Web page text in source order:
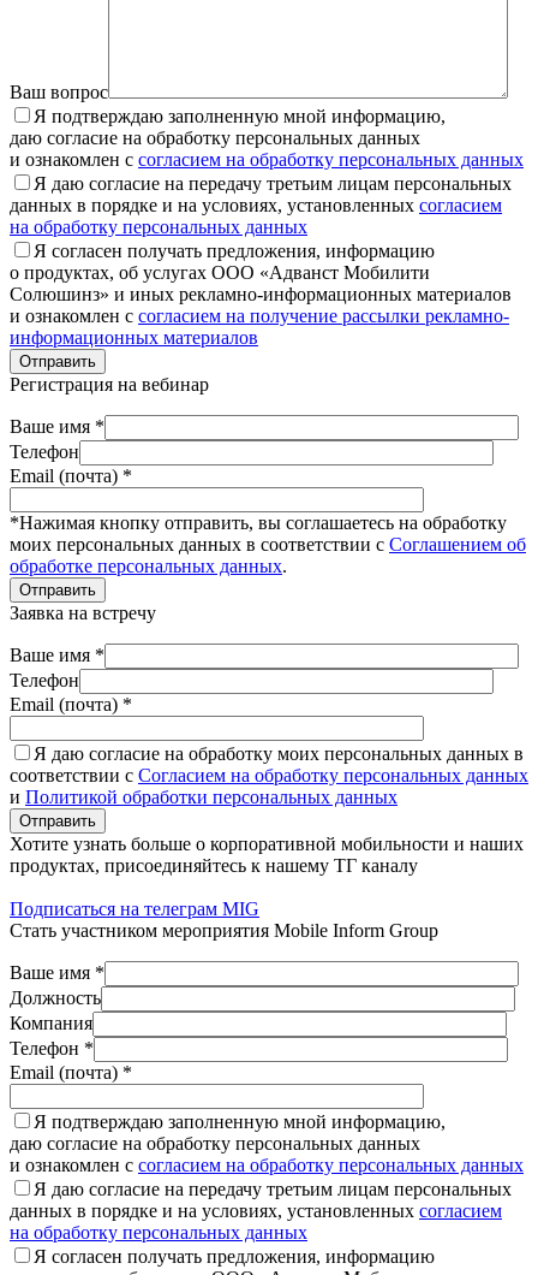
Ваш вопрос
Я подтверждаю заполненную мной информацию,
даю согласие на обработку персональных данных
и ознакомлен с согласием на обработку персональных данных
Я даю согласие на передачу третьим лицам персональных
данных в порядке и на условиях, установленных согласием
на обработку персональных данных
Я согласен получать предложения, информацию
о продуктах, об услугах ООО «Адванст Мобилити
Солюшинз» и иных рекламно-информационных материалов
и ознакомлен с согласием на получение рассылки рекламно-
информационных материалов
Отправить
Регистрация на вебинар
Ваше имя *
Телефон
Email (почта) *
*Нажимая кнопку отправить, вы соглашаетесь на обработку
моих персональных данных в соответствии с Соглашением об
обработке персональных данных.
Отправить
Заявка на встречу
Ваше имя *
Телефон
Email (почта) *
Я даю согласие на обработку моих персональных данных в
соответствии с Согласием на обработку персональных данных
и Политикой обработки персональных данных
Отправить
Хотите узнать больше о корпоративной мобильности и наших
продуктах, присоединяйтесь к нашему ТГ каналу
Подписаться на телеграм MIG
Стать участником мероприятия Mobile Inform Group
Ваше имя *
Должность
Компания
Телефон *
Email (почта) *
Я подтверждаю заполненную мной информацию,
даю согласие на обработку персональных данных
и ознакомлен с согласием на обработку персональных данных
Я даю согласие на передачу третьим лицам персональных
данных в порядке и на условиях, установленных согласием
на обработку персональных данных
Я согласен получать предложения, информацию